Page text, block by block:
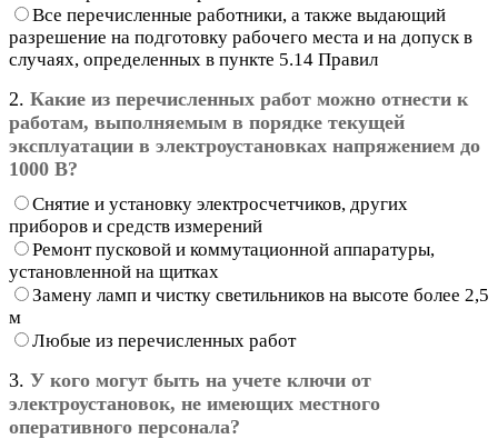
Все перечисленные работники, а также выдающий
разрешение на подготовку рабочего места и на допуск в
случаях, определенных в пункте 5.14 Правил
2. Какие из перечисленных работ можно отнести к
работам, выполняемым в порядке текущей
эксплуатации в электроустановках напряжением до
1000 В?
Снятие и установку электросчетчиков, других
приборов и средств измерений
Ремонт пусковой и коммутационной аппаратуры,
установленной на щитках
Замену ламп и чистку светильников на высоте более 2,5
м
Любые из перечисленных работ
3. У кого могут быть на учете ключи от
электроустановок, не имеющих местного
оперативного персонала?